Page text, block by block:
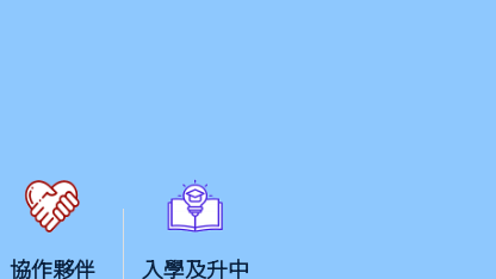
協作夥伴 入學及升中